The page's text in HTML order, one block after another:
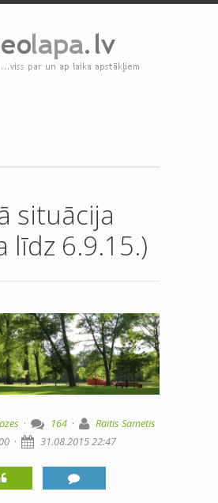
situācija
līdz 6.9.15.)
· 164 ·
Raitis Sametis
· 31.08.2015 22:47